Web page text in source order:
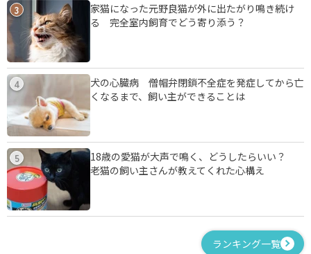
3
家猫になった元野良猫が外に出たがり鳴き続け
る 完全室内飼育でどう寄り添う？
4
犬の心臓病 僧帽弁閉鎖不全症を発症してから亡
くなるまで、飼い主ができることは
5
18歳の愛猫が大声で鳴く、どうしたらいい？
老猫の飼い主さんが教えてくれた心構え
ランキング一覧